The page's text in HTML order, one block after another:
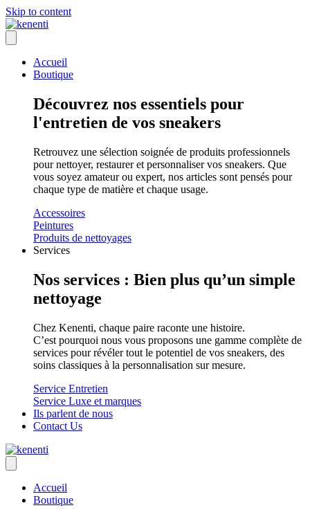
Skip to content
Accueil
Boutique
Découvrez nos essentiels pour
l'entretien de vos sneakers
Retrouvez une sélection soignée de produits professionnels
pour nettoyer, restaurer et personnaliser vos sneakers. Que
vous soyez amateur ou expert, nos articles sont pensés pour
chaque type de matière et chaque usage.
Accessoires
Peintures
Produits de nettoyages
Services
Nos services : Bien plus qu’un simple
nettoyage
Chez Kenenti, chaque paire raconte une histoire.
C’est pourquoi nous vous proposons une gamme complète de
services pour révéler tout le potentiel de vos sneakers, des
soins classiques à la personnalisation sur mesure.
Service Entretien
Service Luxe et marques
Ils parlent de nous
Contact Us
Accueil
Boutique